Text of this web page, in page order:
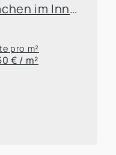
Hochwertige Büroflächen im InnovationsPark
pro m²
€ / m²